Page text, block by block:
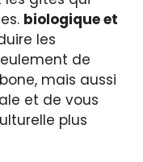
biologique et
les
de
mais aussi
et de vous
plus